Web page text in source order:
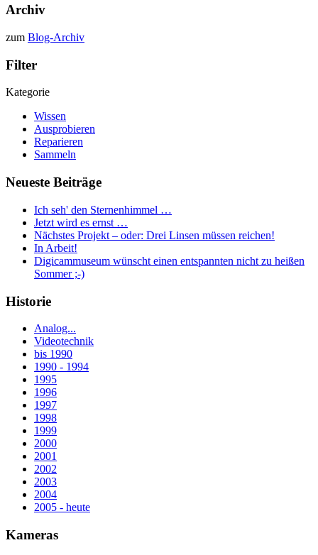
Archiv
zum Blog-Archiv
Filter
Kategorie
Wissen
Ausprobieren
Reparieren
Sammeln
Neueste Beiträge
Ich seh' den Sternenhimmel …
Jetzt wird es ernst …
Nächstes Projekt – oder: Drei Linsen müssen reichen!
In Arbeit!
Digicammuseum wünscht einen entspannten nicht zu heißen
Sommer ;-)
Historie
Analog...
Videotechnik
bis 1990
1990 - 1994
1995
1996
1997
1998
1999
2000
2001
2002
2003
2004
2005 - heute
Kameras